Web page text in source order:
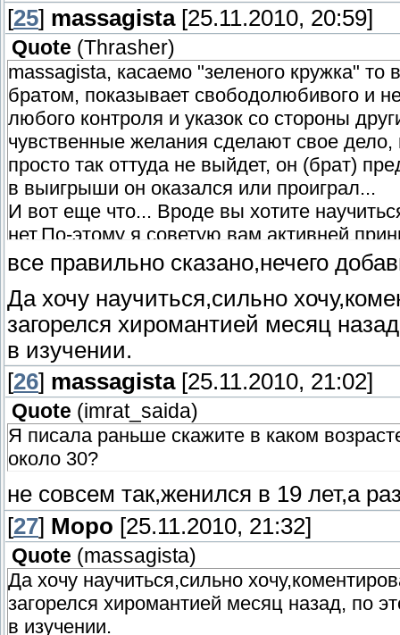
[25] massagista[25.11.2010, 20:59]
Quote (Thrasher)
massagista, касаемо "зеленого кружка"
братом, показывает свободолюбивого и
любого контроля и указок со стороны
чувственные желания сделают свое
просто так оттуда не выйдет, он (брат)
в выигрыши он оказался или проиграл...
И вот еще что... Вроде вы хотите
нет.По-этому я советую вам активней
полезней и интересней и прежде всего
все правильно сказано,нечего
Да хочу научиться,сильно
загорелся хиромантией месяц
в изучении.
[26] massagista[25.11.2010, 21:02]
Quote (imrat_saida)
Я писала раньше скажите в каком
около 30?
не совсем так,женился в 19 лет,а
[27] Моро [25.11.2010, 21:32]
Quote (massagista)
Да хочу научиться,сильно
загорелся хиромантией месяц назад, по
в изучении.